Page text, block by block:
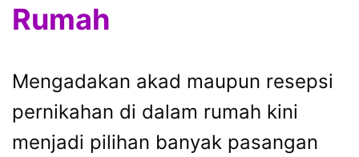
Rumah
Mengadakan akad maupun resepsi
pernikahan di dalam rumah kini
menjadi pilihan banyak pasangan